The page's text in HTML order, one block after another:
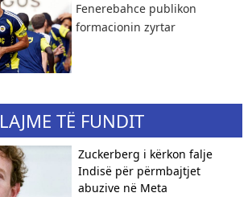
Fenerebahce publikon
formacionin zyrtar
LAJME TË FUNDIT
Zuckerberg i kërkon falje
Indisë për përmbajtjet
abuzive në Meta